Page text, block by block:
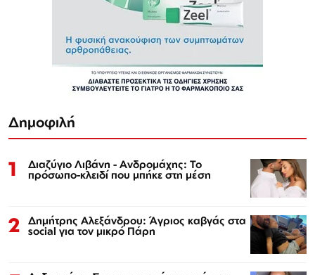
Δημοφιλή
1 Διαζύγιο Λιβάνη - Ανδρομάχης: Το
πρόσωπο-κλειδί που μπήκε στη μέση
2 Δημήτρης Αλεξάνδρου: Άγριος καβγάς στα
social για τον μικρό Πάρη